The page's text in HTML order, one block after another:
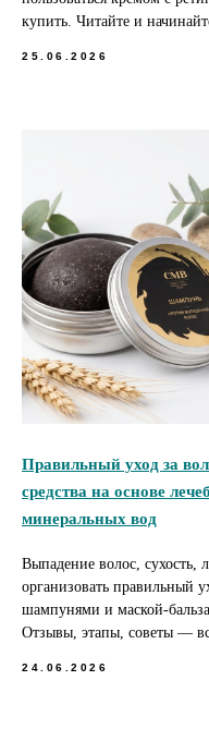
купить. Читайте и
25.06.2026
Правильный уход за
средства на основе
минеральных вод
Выпадение волос, сухость,
организовать правильный
шампунями и маской-
Отзывы, этапы, советы —
24.06.2026